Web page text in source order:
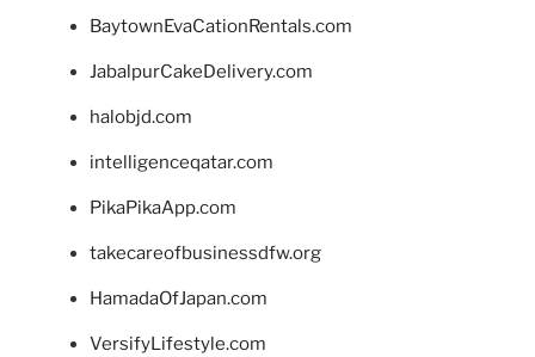
BaytownEvaCationRentals.com
JabalpurCakeDelivery.com
halobjd.com
intelligenceqatar.com
PikaPikaApp.com
takecareofbusinessdfw.org
HamadaOfJapan.com
VersifyLifestyle.com